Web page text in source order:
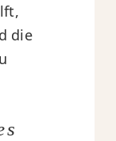
die